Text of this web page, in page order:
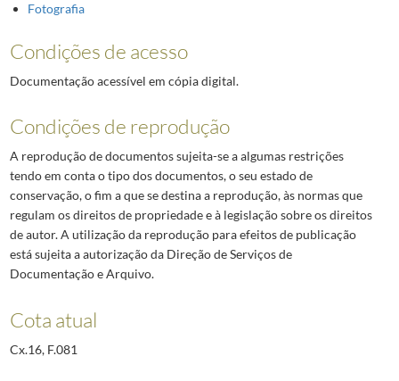
Fotografia
Condições de acesso
Documentação acessível em cópia digital.
Condições de reprodução
A reprodução de documentos sujeita-se a algumas restrições
tendo em conta o tipo dos documentos, o seu estado de
conservação, o fim a que se destina a reprodução, às normas que
regulam os direitos de propriedade e à legislação sobre os direitos
de autor. A utilização da reprodução para efeitos de publicação
está sujeita a autorização da Direção de Serviços de
Documentação e Arquivo.
Cota atual
Cx.16, F.081